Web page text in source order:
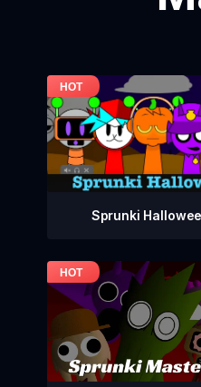
Sprunki